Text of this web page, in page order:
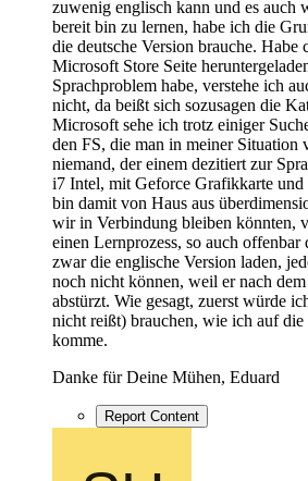
zuwenig englisch kann und es auch
bereit bin zu lernen, habe ich die
die deutsche Version brauche. Habe
Microsoft Store Seite
Sprachproblem habe, verstehe ich
nicht, da beißt sich sozusagen die
Microsoft sehe ich trotz einiger
den FS, die man in meiner Situation
niemand, der einem dezitiert zur
i7 Intel, mit Geforce Grafikkarte und
bin damit von Haus aus
wir in Verbindung bleiben könnten,
einen Lernprozess, so auch
zwar die englische Version laden,
noch nicht können, weil er nach
abstürzt. Wie gesagt, zuerst würde
nicht reißt) brauchen, wie ich auf die
komme.
Danke für Deine Mühen, Eduard
Report Content